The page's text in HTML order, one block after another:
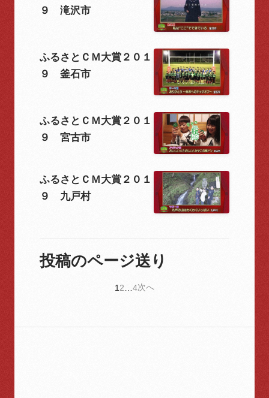
９ 滝沢市
ふるさとＣＭ大賞２０１
９ 釜石市
ふるさとＣＭ大賞２０１
９ 宮古市
ふるさとＣＭ大賞２０１
９ 九戸村
投稿のページ送り
1 2 4次へ